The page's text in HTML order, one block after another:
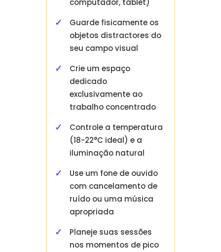
computador, tablet)
Guarde fisicamente os
objetos distractores do
seu campo visual
Crie um espaço
dedicado
exclusivamente ao
trabalho concentrado
Controle a temperatura
(18-22°C ideal) e a
iluminação natural
Use um fone de ouvido
com cancelamento de
ruído ou uma música
apropriada
Planeje suas sessões
nos momentos de pico